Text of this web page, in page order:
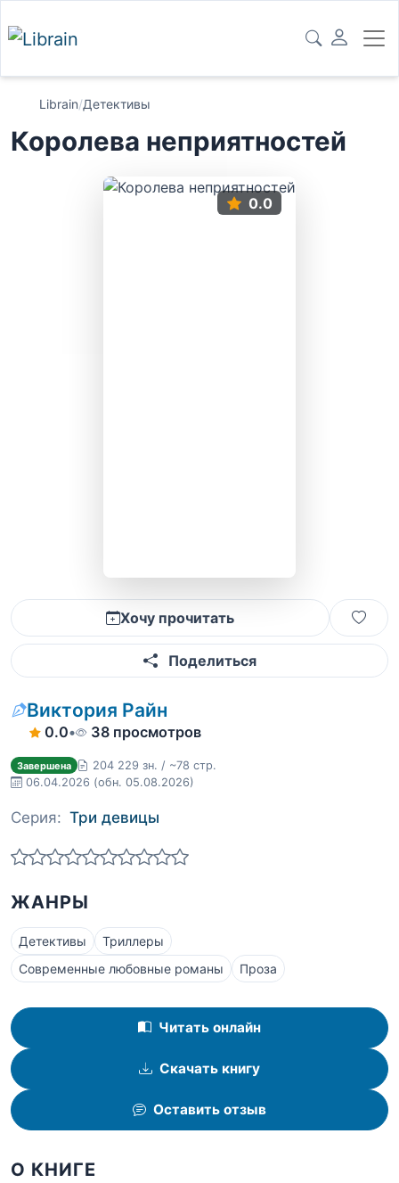
Librain/Детективы
Королева неприятностей
0.0
Хочу прочитать
Поделиться
Виктория Райн
0.0• 38 просмотров
Завершена
204 229 зн. / ~78 стр.
06.04.2026 (обн. 05.08.2026)
Серия: Три девицы
ЖАНРЫ
Детективы
Триллеры
Современные любовные романы
Проза
Читать онлайн
Скачать книгу
Оставить отзыв
О КНИГЕ